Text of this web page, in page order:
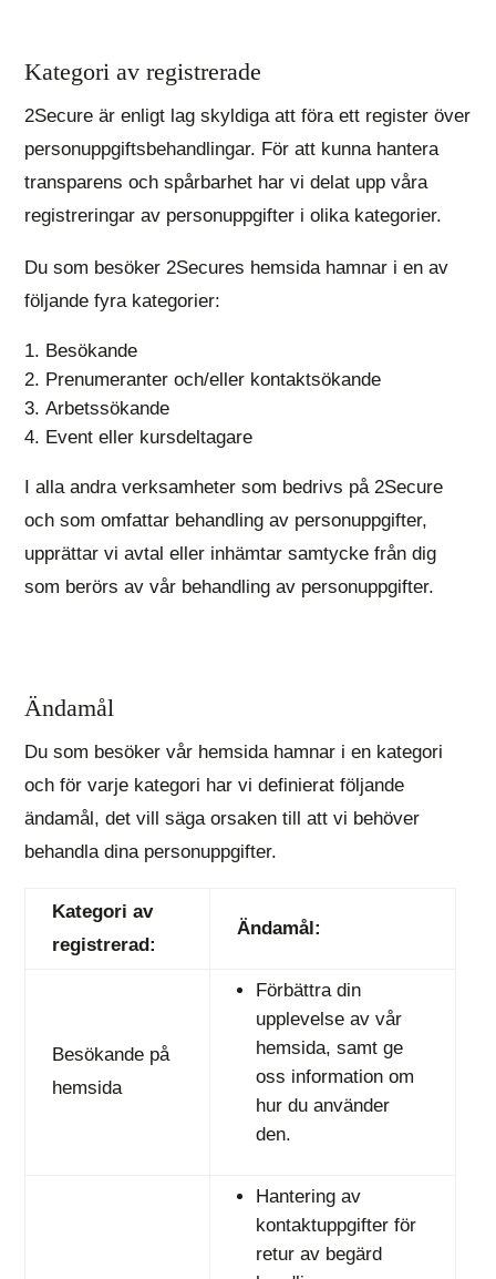
Kategori av registrerade
2Secure är enligt lag skyldiga att föra ett register över
personuppgiftsbehandlingar. För att kunna hantera
transparens och spårbarhet har vi delat upp våra
registreringar av personuppgifter i olika kategorier.
Du som besöker 2Secures hemsida hamnar i en av
följande fyra kategorier:
Besökande
Prenumeranter och/eller kontaktsökande
Arbetssökande
Event eller kursdeltagare
I alla andra verksamheter som bedrivs på 2Secure
och som omfattar behandling av personuppgifter,
upprättar vi avtal eller inhämtar samtycke från dig
som berörs av vår behandling av personuppgifter.
Ändamål
Du som besöker vår hemsida hamnar i en kategori
och för varje kategori har vi definierat följande
ändamål, det vill säga orsaken till att vi behöver
behandla dina personuppgifter.
Kategori av
registrerad:
Ändamål:
Besökande på
hemsida
Förbättra din
upplevelse av vår
hemsida, samt ge
oss information om
hur du använder
den.
Hantering av
kontaktuppgifter för
retur av begärd